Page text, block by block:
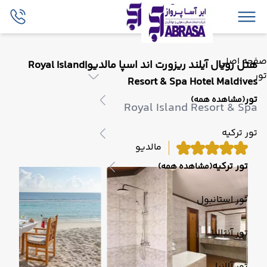
صفحه اصلی
تور
تور(مشاهده همه)
تور ترکیه
تور ترکیه(مشاهده همه)
تور استانبول
تور آنتالیا
هتل رویال آیلند ریزورت اند اسپا مالدیو|Royal Island
Resort & Spa Hotel Maldives
Royal Island Resort & Spa
مالدیو